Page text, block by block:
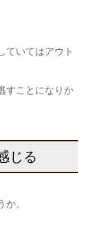
ていてはアウト
すことになりか
じる
。